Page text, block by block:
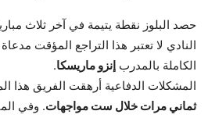
حصد البلوز نقطة يتيمة في آخر ثلاث
النادي لا تعتبر هذا التراجع المؤقت
الكاملة بالمدرب إنزو ماريسكا.
المشكلات الدفاعية أرهقت الفريق هذا
ثماني مرات خلال ست مواجهات. وفي